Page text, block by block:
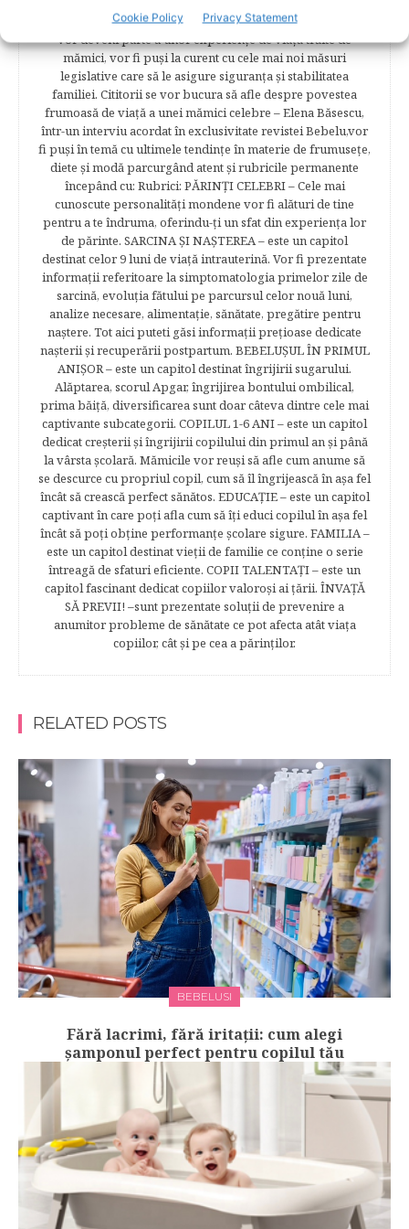
Cookie Policy Privacy Statement
avizate. Cititorii Bebelu.ro vor afla sfaturi, practici eficiente,
vor deveni parte a unor experienţe de viaţă trăite de
mămici, vor fi puşi la curent cu cele mai noi măsuri
legislative care să le asigure siguranţa şi stabilitatea
familiei. Cititorii se vor bucura să afle despre povestea
frumoasă de viață a unei mămici celebre – Elena Băsescu,
într-un interviu acordat în exclusivitate revistei Bebelu,vor
fi puşi în temă cu ultimele tendinţe în materie de frumuseţe,
diete şi modă parcurgând atent şi rubricile permanente
începând cu: Rubrici: PĂRINŢI CELEBRI – Cele mai
cunoscute personalităţi mondene vor fi alături de tine
pentru a te îndruma, oferindu-ţi un sfat din experienţa lor
de părinte. SARCINA ŞI NAŞTEREA – este un capitol
destinat celor 9 luni de viaţă intrauterină. Vor fi prezentate
informaţii referitoare la simptomatologia primelor zile de
sarcină, evoluţia fătului pe parcursul celor nouă luni,
analize necesare, alimentaţie, sănătate, pregătire pentru
naştere. Tot aici puteti găsi informaţii preţioase dedicate
naşterii şi recuperării postpartum. BEBELUŞUL ÎN PRIMUL
ANIŞOR – este un capitol destinat îngrijirii sugarului.
Alăptarea, scorul Apgar, îngrijirea bontului ombilical,
prima băiţă, diversificarea sunt doar câteva dintre cele mai
captivante subcategorii. COPILUL 1-6 ANI – este un capitol
dedicat creşterii şi îngrijirii copilului din primul an şi până
la vârsta şcolară. Mămicile vor reuşi să afle cum anume să
se descurce cu propriul copil, cum să îl îngrijească în aşa fel
încât să crească perfect sănătos. EDUCAŢIE – este un capitol
captivant în care poţi afla cum să îţi educi copilul în aşa fel
încât să poţi obţine performanţe şcolare sigure. FAMILIA –
este un capitol destinat vieţii de familie ce conţine o serie
întreagă de sfaturi eficiente. COPII TALENTAŢI – este un
capitol fascinant dedicat copiilor valoroși ai țării. ÎNVAŢĂ
SĂ PREVII! –sunt prezentate soluţii de prevenire a
anumitor probleme de sănătate ce pot afecta atât viaţa
copiilor, cât şi pe cea a părinţilor.
RELATED POSTS
BEBELUSI
Fără lacrimi, fără iritații: cum alegi
șamponul perfect pentru copilul tău